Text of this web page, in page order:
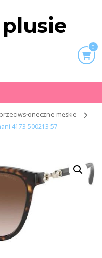
0
męskie
4173 500213 57